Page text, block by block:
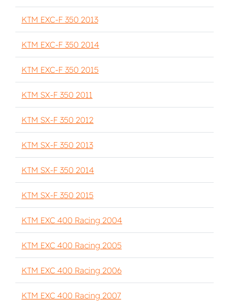
KTM EXC-F 350 2013
KTM EXC-F 350 2014
KTM EXC-F 350 2015
KTM SX-F 350 2011
KTM SX-F 350 2012
KTM SX-F 350 2013
KTM SX-F 350 2014
KTM SX-F 350 2015
KTM EXC 400 Racing 2004
KTM EXC 400 Racing 2005
KTM EXC 400 Racing 2006
KTM EXC 400 Racing 2007